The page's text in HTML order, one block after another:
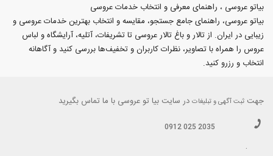
بیاتو عروسی ، راهنمای معرفی و انتخاب خدمات عروسی
بیاتو عروسی، راهنمای جامع جستجو، مقایسه و انتخاب بهترین خدمات عروسی و
زیبایی در ایران. از تالار و باغ تالار عروسی تا تشریفات، آتلیه، آرایشگاه و لباس
عروس را همراه با تصاویر، نظرات کاربران و تخفیف‌ها بررسی کنید و آگاهانه
انتخاب و رزرو کنید.
جهت ثبت آگهی و تبلیغات در سایت بیا تو عروسی با ما تماس بگیرید
0912 025 2035
.